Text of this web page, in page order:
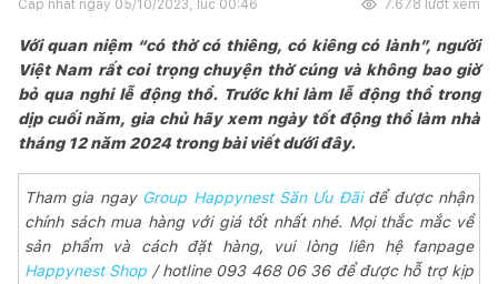
Cập nhật ngày 05/10/2023, lúc 00:46 7.678 lượt xem
Với quan niệm “có thờ có thiêng, có kiêng có lành”, người
Việt Nam rất coi trọng chuyện thờ cúng và không bao giờ
bỏ qua nghi lễ động thổ. Trước khi làm lễ động thổ trong
dịp cuối năm, gia chủ hãy xem ngày tốt động thổ làm nhà
tháng 12 năm 2024 trong bài viết dưới đây.
Tham gia ngay Group Happynest Săn Ưu Đãi để được nhận
chính sách mua hàng với giá tốt nhất nhé. Mọi thắc mắc về
sản phẩm và cách đặt hàng, vui lòng liên hệ fanpage
Happynest Shop / hotline 093 468 06 36 để được hỗ trợ kịp